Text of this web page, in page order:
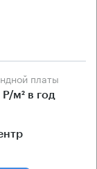
платы
м² в год